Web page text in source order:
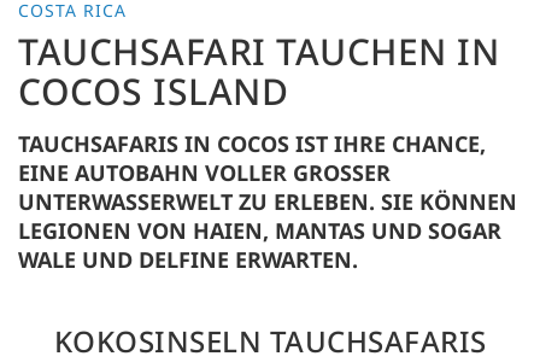
COSTA RICA
TAUCHSAFARI TAUCHEN IN
COCOS ISLAND
TAUCHSAFARIS IN COCOS IST IHRE CHANCE,
EINE AUTOBAHN VOLLER GROSSER U
NTERWASSERWELT ZU ERLEBEN. SIE KÖNNEN L
EGIONEN VON HAIEN, MANTAS UND SOGAR W
ALE UND DELFINE ERWARTEN.
KOKOSINSELN TAUCHSAFARIS